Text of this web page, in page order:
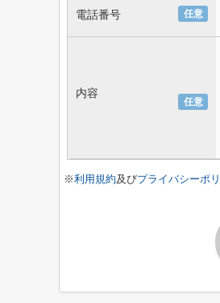
任意
電話番号
任意
内容
※利用規約及びプライバシーポ